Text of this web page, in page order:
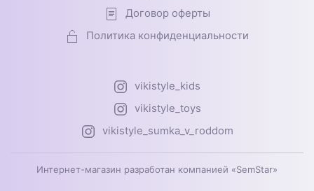
Договор оферты
Политика конфиденциальности
vikistyle_kids
vikistyle_toys
vikistyle_sumka_v_roddom
Интернет-магазин разработан компанией «SemStar»